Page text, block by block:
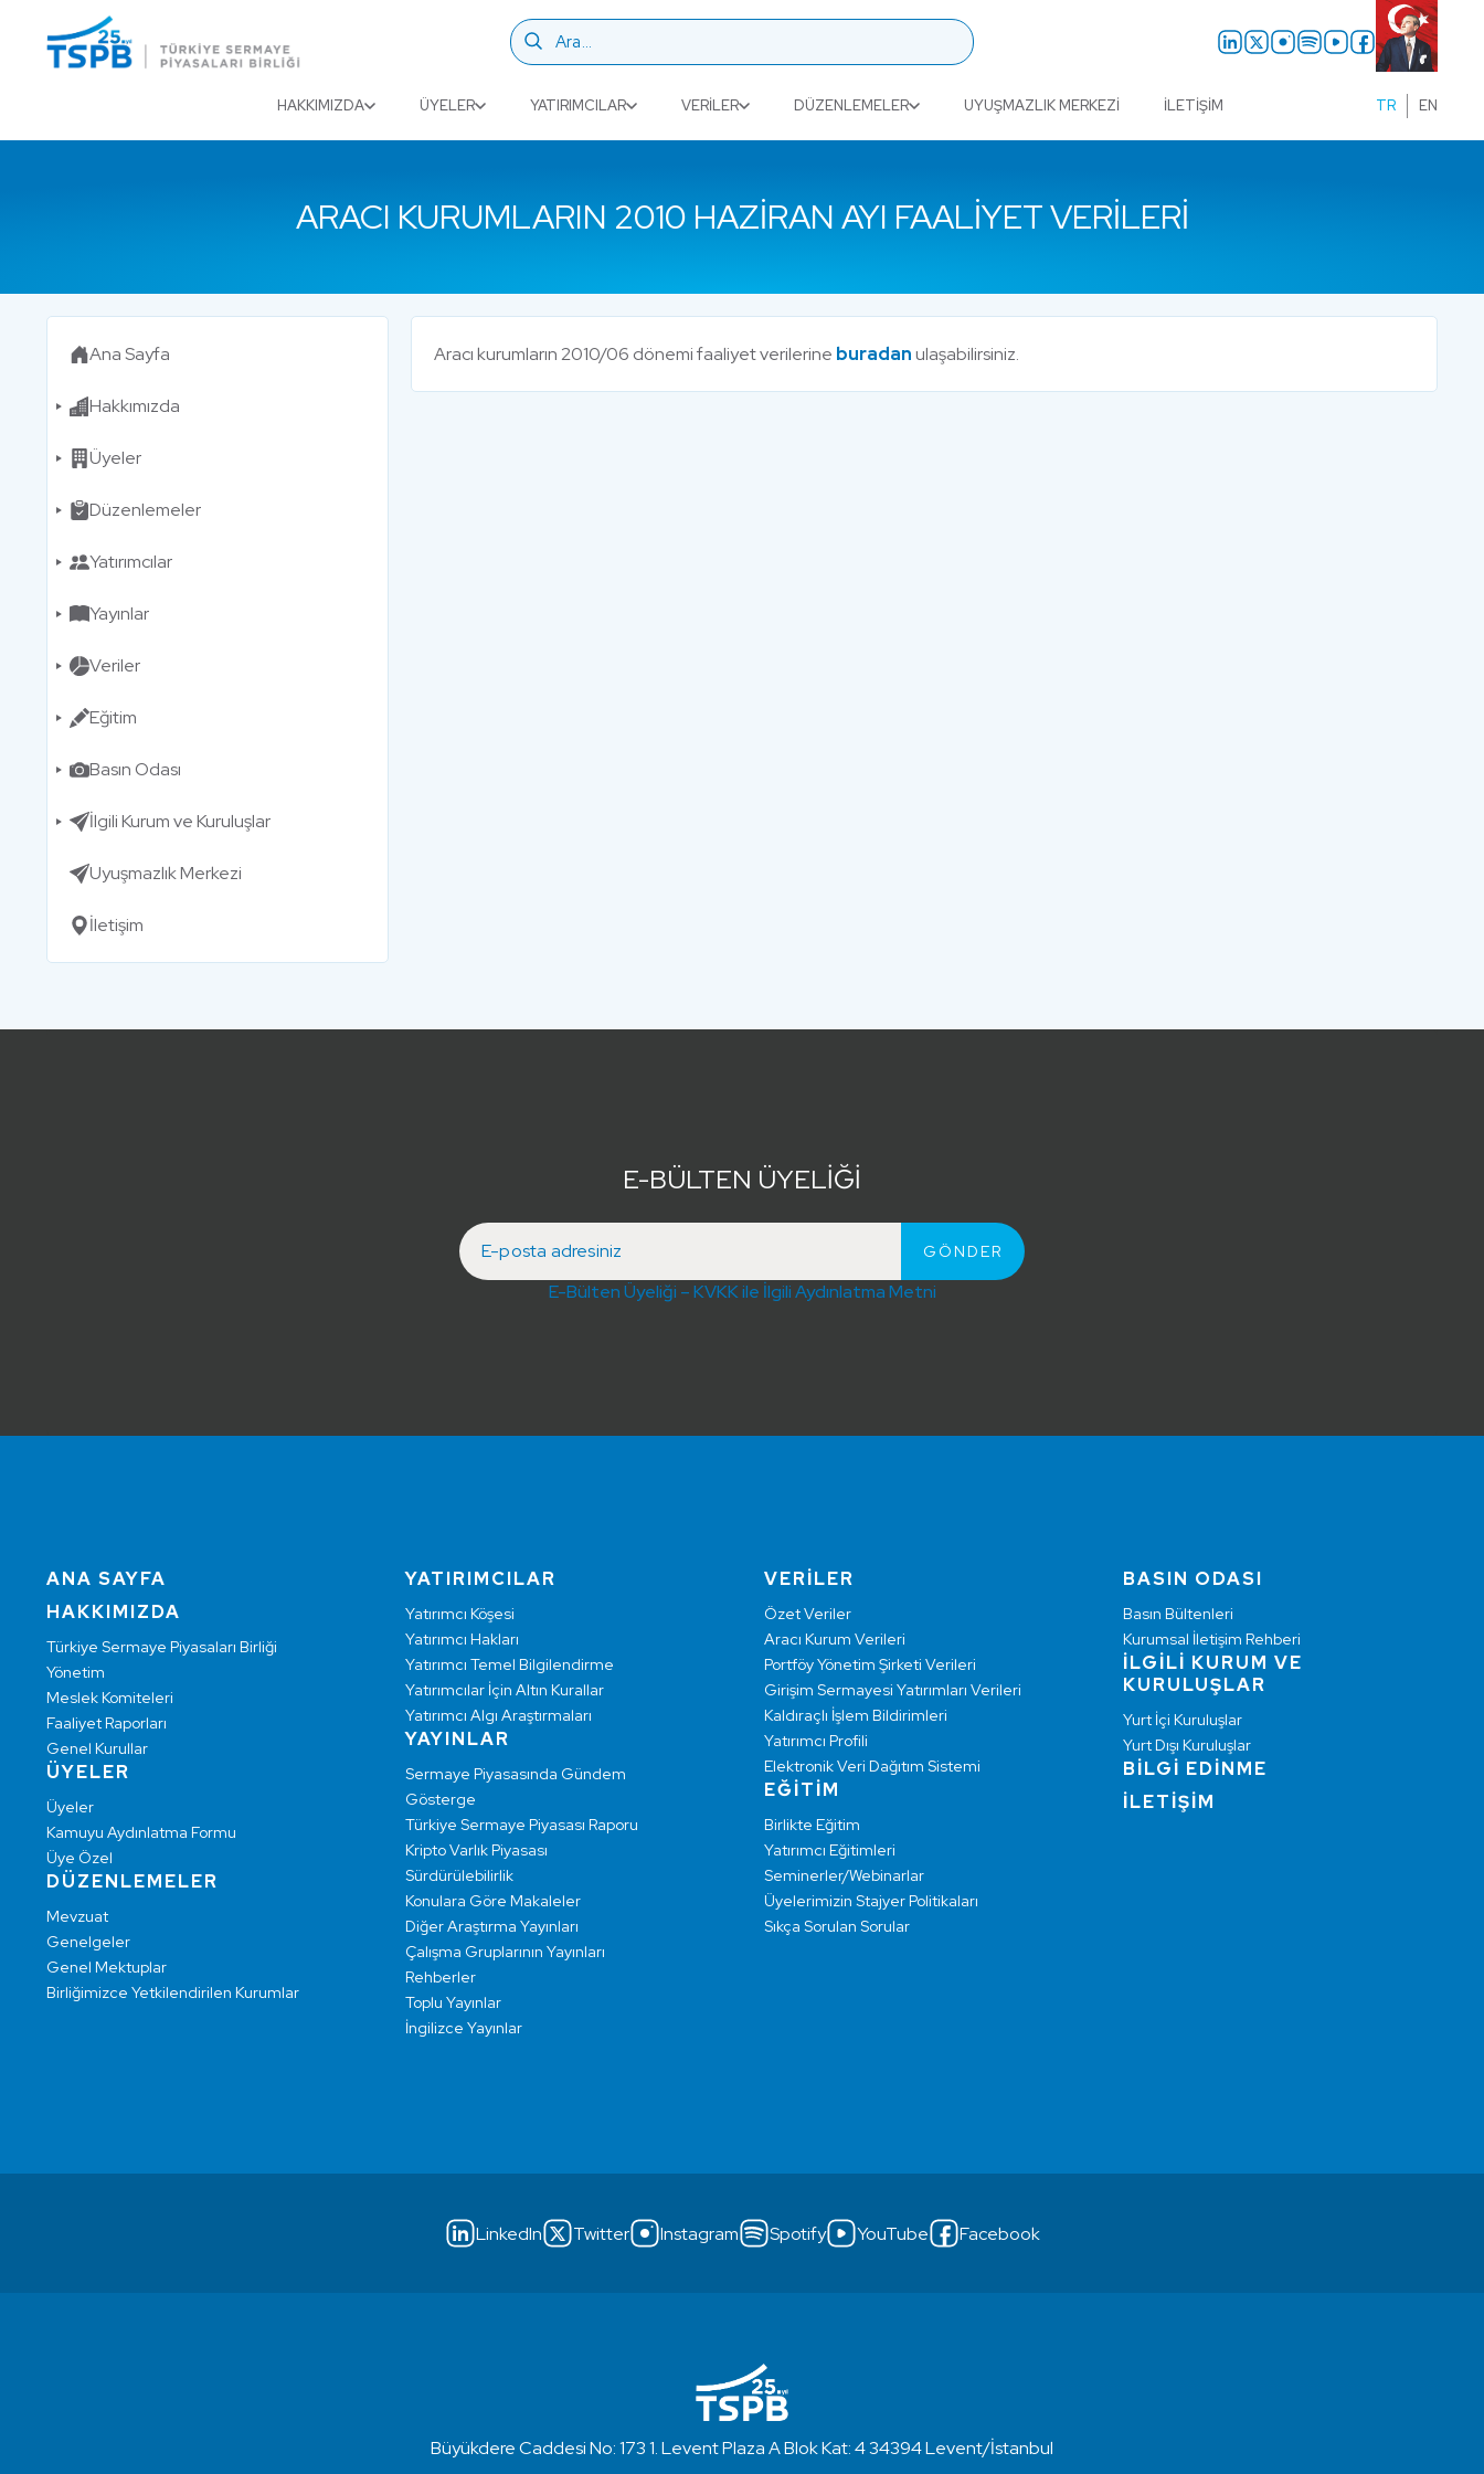
HAKKIMIZDA ÜYELER YATIRIMCILAR VERILER DÜZENLEMELER UYUŞMAZLIK MERKEZI İLETIŞIM TR EN
ARACI KURUMLARIN 2010 HAZIRAN AYI FAALIYET VERILERI
Ana Sayfa
Hakkımızda
Üyeler
Düzenlemeler
Yatırımcılar
Yayınlar
Veriler
Eğitim
Basın Odası
İlgili Kurum ve Kuruluşlar
Uyuşmazlık Merkezi
İletişim
Aracı kurumların 2010/06 dönemi faaliyet verilerine buradanulaşabilirsiniz.
E-BÜLTEN ÜYELİĞİ
E-Bülten Üyeliği – KVKK ile İlgili Aydınlatma Metni
ANA SAYFA
HAKKIMIZDA
Türkiye Sermaye Piyasaları Birliği
Yönetim
Meslek Komiteleri
Faaliyet Raporları
Genel Kurullar
ÜYELER
Üyeler
Kamuyu Aydınlatma Formu
Üye Özel
DÜZENLEMELER
Mevzuat
Genelgeler
Genel Mektuplar
Birliğimizce Yetkilendirilen Kurumlar
YATIRIMCILAR
Yatırımcı Köşesi
Yatırımcı Hakları
Yatırımcı Temel Bilgilendirme
Yatırımcılar İçin Altın Kurallar
Yatırımcı Algı Araştırmaları
YAYINLAR
Sermaye Piyasasında Gündem
Gösterge
Türkiye Sermaye Piyasası Raporu
Kripto Varlık Piyasası
Sürdürülebilirlik
Konulara Göre Makaleler
Diğer Araştırma Yayınları
Çalışma Gruplarının Yayınları
Rehberler
Toplu Yayınlar
İngilizce Yayınlar
VERİLER
Özet Veriler
Aracı Kurum Verileri
Portföy Yönetim Şirketi Verileri
Girişim Sermayesi Yatırımları Verileri
Kaldıraçlı İşlem Bildirimleri
Yatırımcı Profili
Elektronik Veri Dağıtım Sistemi
EĞİTİM
Birlikte Eğitim
Yatırımcı Eğitimleri
Seminerler/Webinarlar
Üyelerimizin Stajyer Politikaları
Sıkça Sorulan Sorular
BASIN ODASI
Basın Bültenleri
Kurumsal İletişim Rehberi
İLGİLİ KURUM VE
KURULUŞLAR
Yurt İçi Kuruluşlar
Yurt Dışı Kuruluşlar
BİLGİ EDİNME
İLETİŞİM
LinkedIn Twitter Instagram Spotify YouTube Facebook
Büyükdere Caddesi No: 173 1. Levent Plaza A Blok Kat: 4 34394 Levent/İstanbul